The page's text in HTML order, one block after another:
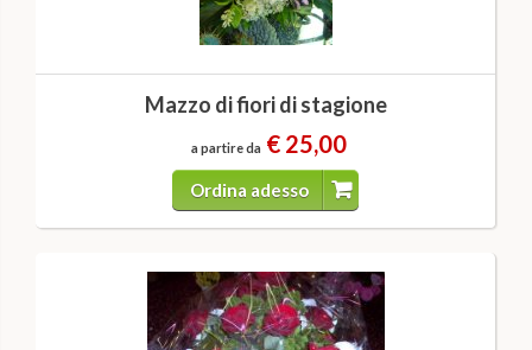
Mazzo di fiori di stagione
a partire da € 25,00
Ordina adesso